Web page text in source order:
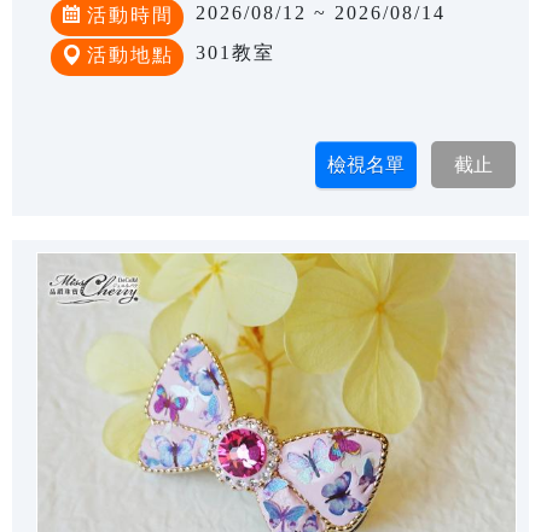
活動時間 2026/08/12 ~ 2026/08/14
活動地點 301教室